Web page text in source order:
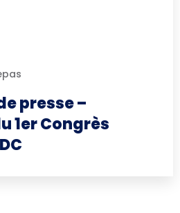
presse –
1er Congrès